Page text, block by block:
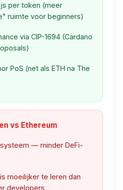
per token (meer
ruimte voor beginners)
via CIP-1694 (Cardano
PoS (net als ETH na The
vs Ethereum
— minder DeFi-
moeilijker te leren dan
developers